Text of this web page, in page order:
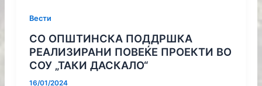
Вести
СО ОПШТИНСКА ПОДДРШКА
РЕАЛИЗИРАНИ ПОВЕЌЕ ПРОЕКТИ ВО
СОУ „ТАКИ ДАСКАЛО“
16/01/2024